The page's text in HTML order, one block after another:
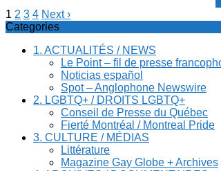
1 2 3 4 Next ›
Categories
1. ACTUALITÉS / NEWS
Le Point – fil de presse
Noticias español
Spot – Anglophone Newswire
2. LGBTQ+ / DROITS LGBTQ+
Conseil de Presse du Québec
Fierté Montréal / Montreal Pride
3. CULTURE / MÉDIAS
Littérature
Magazine Gay Globe + Archives